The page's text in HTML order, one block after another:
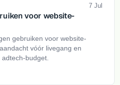
7 Jul
voor website-
gebruiken voor website-
vóór livegang en
budget.